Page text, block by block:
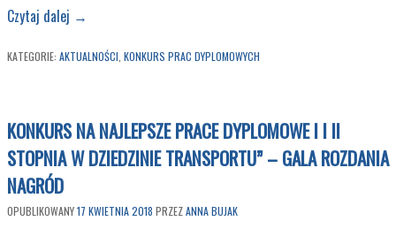
Czytaj dalej →
KATEGORIE: AKTUALNOŚCI KONKURS PRAC DYPLOMOWYCH
KONKURS NA NAJLEPSZE PRACE DYPLOMOWE I I II
STOPNIA W DZIEDZINIE TRANSPORTU” – GALA ROZDANIA
NAGRÓD
OPUBLIKOWANY17 KWIETNIA 2018 PRZEZANNA BUJAK